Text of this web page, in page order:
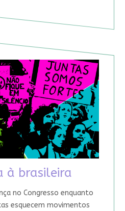
à brasileira
no Congresso enquanto
esquecem movimentos